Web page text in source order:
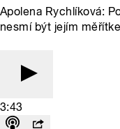
Apolena Rychlíková:
nesmí být jejím
3:43